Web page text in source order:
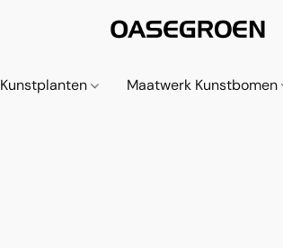
Kunstplanten Maatwerk Kunstbomen